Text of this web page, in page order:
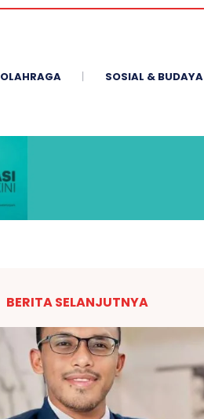
OLAHRAGA SOSIAL & BUDAYA
BERITA SELANJUTNYA